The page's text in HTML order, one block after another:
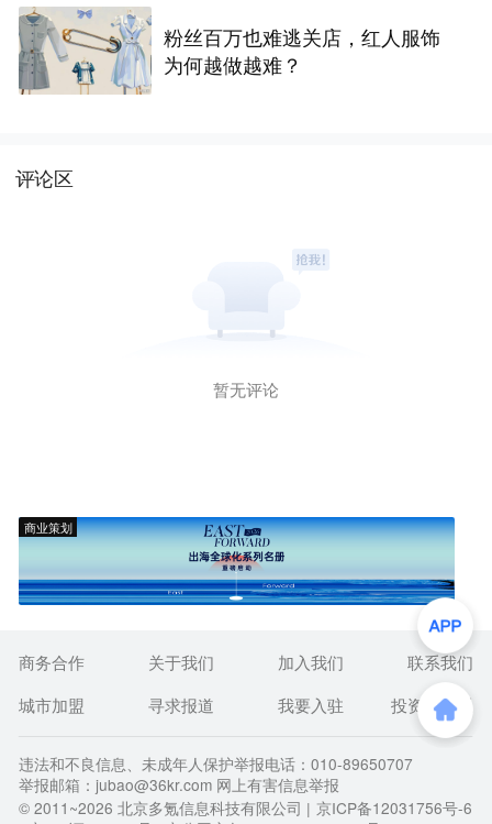
粉丝百万也难逃关店，红人服饰
为何越做越难？
评论区
暂无评论
商业策划
商务合作 关于我们 加入我们
联系我们
城市加盟
寻求报道 我要入驻 投资者关系
违法和不良信息、未成年人保护举报电话：010-89650707
举报邮箱：jubao@36kr.com 网上有害信息举报
© 2011~2026 北京多氪信息科技有限公司 | 京ICP备12031756号-6